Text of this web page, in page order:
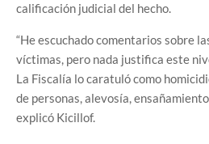
calificación judicial del hecho.
“He escuchado comentarios sobre
víctimas, pero nada justifica este
La Fiscalía lo caratuló como
de personas, alevosía,
explicó Kicillof.